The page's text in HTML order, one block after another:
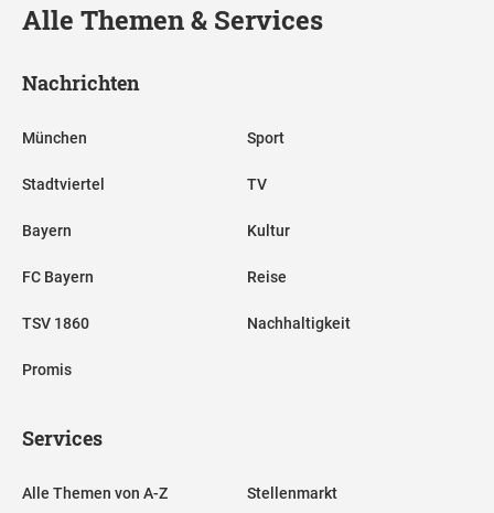
Alle Themen & Services
Nachrichten
München
Stadtviertel
Bayern
FC Bayern
TSV 1860
Promis
Sport
TV
Kultur
Reise
Nachhaltigkeit
Services
Alle Themen von A-Z Stellenmarkt